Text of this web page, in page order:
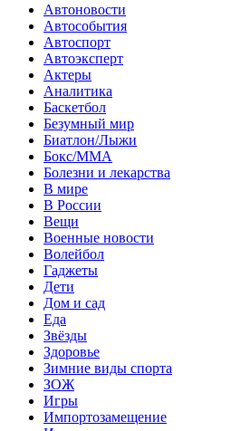
Автоновости
Автособытия
Автоспорт
Автоэксперт
Актеры
Аналитика
Баскетбол
Безумный мир
Биатлон/Лыжи
Бокс/MMA
Болезни и лекарства
В мире
В России
Вещи
Военные новости
Волейбол
Гаджеты
Дети
Дом и сад
Еда
Звёзды
Здоровье
Зимние виды спорта
ЗОЖ
Игры
Импортозамещение